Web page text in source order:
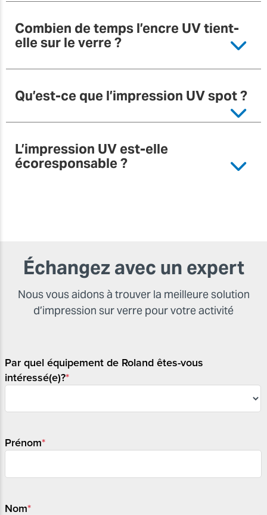
Combien de temps l’encre UV tient-
elle sur le verre ?
Qu’est-ce que l’impression UV spot ?
L’impression UV est-elle
écoresponsable ?
Échangez avec un expert
Nous vous aidons à trouver la meilleure solution
d’impression sur verre pour votre activité